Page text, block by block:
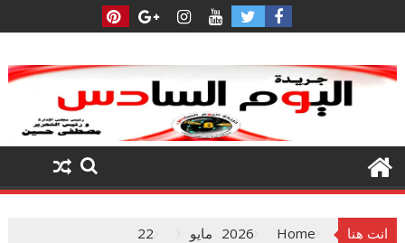
to
انت هنا Home
2026 مايو
22